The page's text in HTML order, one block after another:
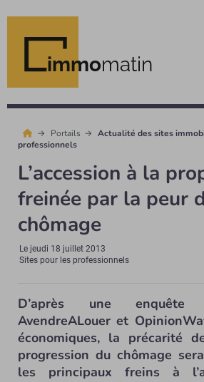
immomatin
Portails
Actualité des sites
professionnels
L’accession à la
freinée par la peur
chômage
Le jeudi 18 juillet 2013
Sites pour les professionnels
D’après une enquête
AvendreALouer et
économiques, la précarité
progression du chômage
les principaux freins à